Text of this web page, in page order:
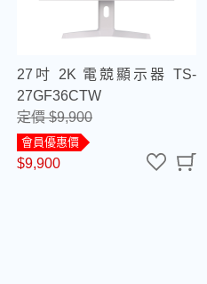
27吋 2K 電競顯示器 TS-
27GF36CTW
定價 $9,900
會員優惠價
$9,900